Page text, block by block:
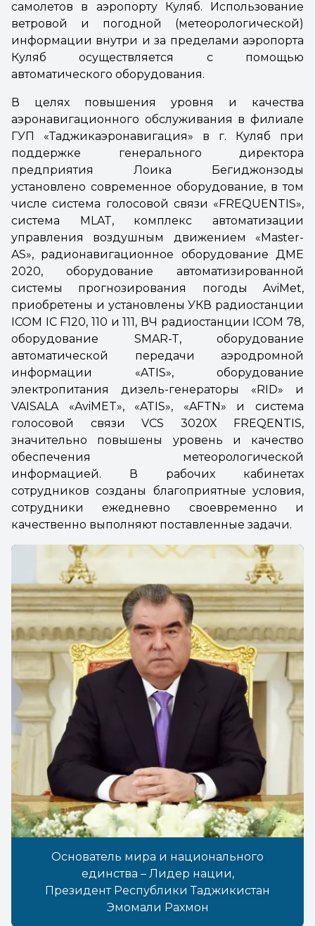
самолетов в аэропорту Куляб. Использование
ветровой и погодной (метеорологической)
информации внутри и за пределами аэропорта
Куляб осуществляется с помощью
автоматического оборудования.
В целях повышения уровня и качества
аэронавигационного обслуживания в филиале
ГУП «Таджикаэронавигация» в г. Куляб при
поддержке генерального директора
предприятия Лоика Бегиджонзоды
установлено современное оборудование, в том
числе система голосовой связи «FREQUENTIS»,
система MLAT, комплекс автоматизации
управления воздушным движением «Master-
AS», радионавигационное оборудование ДME
2020, оборудование автоматизированной
системы прогнозирования погоды AviMet,
приобретены и установлены УКВ радиостанции
ICOM IC F120, 110 и 111, ВЧ радиостанции ICOM 78,
оборудование SMAR-T, оборудование
автоматической передачи аэродромной
информации «ATIS», оборудование
электропитания дизель-генераторы «RID» и
VAISALA «AviMET», «ATIS», «AFTN» и система
голосовой связи VCS 3020X FREQENTIS,
значительно повышены уровень и качество
обеспечения метеорологической
информацией. В рабочих кабинетах
сотрудников созданы благоприятные условия,
сотрудники ежедневно своевременно и
качественно выполняют поставленные задачи.
Основатель мира и национального
единства – Лидер нации,
Президент Республики Таджикистан
Эмомали Рахмон